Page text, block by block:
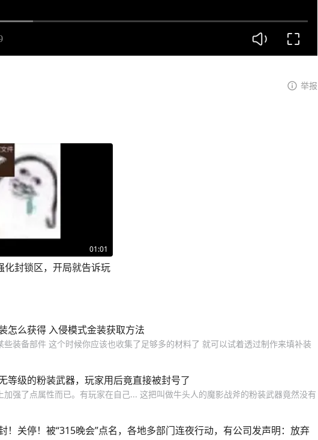
举报
01:01
化封锁区，开局就告诉玩
怎么获得 入侵模式金装获取方法
些装备部件 这个时候你应该也收集了足够多的材料了 就可以试着透过制作来填补装
等级的粉装武器，玩家用后竟直接被封号了
加强了点属性而已。有玩家在自己... 这把叫做牛头人的魔影战斧的粉装武器竟然没有
！关停！被“315晚会”点名，各地多部门连夜行动，有公司发声明：放弃